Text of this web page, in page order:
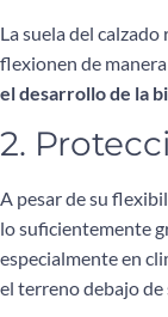
La suela del
flexionen de
el desarrollo de la
2.
A pesar de su
lo suficientemente
especialmente en
el terreno debajo de